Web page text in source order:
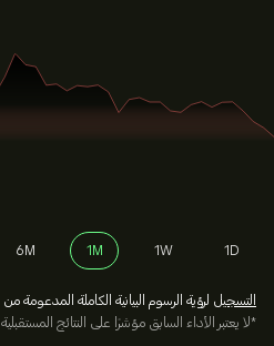
1D
1W
1M
6M
التسجيل لرؤية الرسوم البيانية الكاملة المدعومة من
*لا يعتبر الأداء السابق مؤشرًا على النتائج المستقبلية